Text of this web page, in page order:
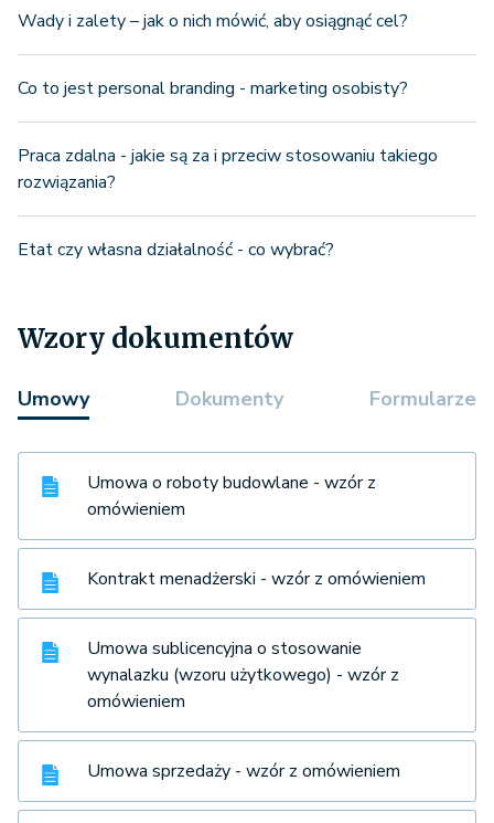
Wady i zalety – jak o nich mówić, aby osiągnąć cel?
Co to jest personal branding - marketing osobisty?
Praca zdalna - jakie są za i przeciw stosowaniu takiego
rozwiązania?
Etat czy własna działalność - co wybrać?
Wzory dokumentów
Umowy Dokumenty Formularze
Umowa o roboty budowlane - wzór z
omówieniem
Kontrakt menadżerski - wzór z omówieniem
Umowa sublicencyjna o stosowanie
wynalazku (wzoru użytkowego) - wzór z
omówieniem
Umowa sprzedaży - wzór z omówieniem